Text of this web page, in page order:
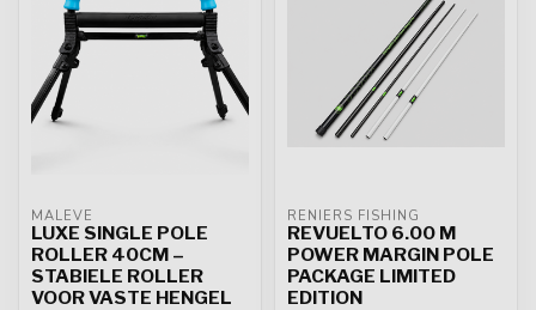
MALEVÉ
LUXE SINGLE POLE
ROLLER 40CM –
STABIELE ROLLER
VOOR VASTE HENGEL
RENIERS FISHING
REVUELTO 6.00 M
POWER MARGIN POLE
PACKAGE LIMITED
EDITION